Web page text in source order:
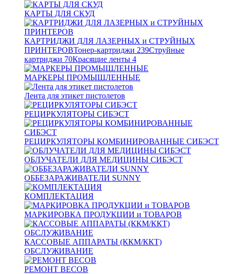
КАРТЫ ДЛЯ СКУД
КАРТРИДЖИ ДЛЯ ЛАЗЕРНЫХ и СТРУЙНЫХ
ПРИНТЕРОВТонер-картриджи 239Струйные
картриджи 70Красящие ленты 4
МАРКЕРЫ ПРОМЫШЛЕННЫЕ
Лента для этикет пистолетов
РЕЦИРКУЛЯТОРЫ СИБЭСТ
РЕЦИРКУЛЯТОРЫ КОМБИНИРОВАННЫЕ СИБЭСТ
ОБЛУЧАТЕЛИ ДЛЯ МЕДИЦИНЫ СИБЭСТ
ОББЕЗАРАЖИВАТЕЛИ SUNNY
КОМПЛЕКТАЦИЯ
МАРКИРОВКА ПРОДУКЦИИ и ТОВАРОВ
КАССОВЫЕ АППАРАТЫ (ККМ/ККТ)
ОБСЛУЖИВАНИЕ
РЕМОНТ ВЕСОВ